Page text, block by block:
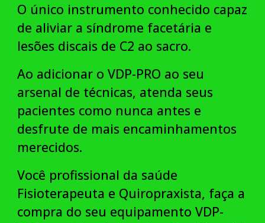
O único instrumento conhecido capaz
de aliviar a síndrome facetária e
lesões discais de C2 ao sacro.
Ao adicionar o VDP-PRO ao seu
arsenal de técnicas, atenda seus
pacientes como nunca antes e
desfrute de mais encaminhamentos
merecidos.
Você profissional da saúde
Fisioterapeuta e Quiropraxista, faça a
compra do seu equipamento VDP-